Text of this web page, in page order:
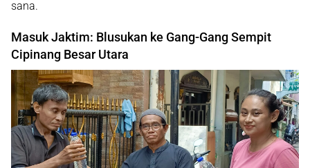
sana.
Masuk Jaktim: Blusukan ke Gang-Gang Sempit
Cipinang Besar Utara